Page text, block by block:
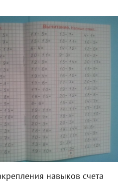
навыков счета